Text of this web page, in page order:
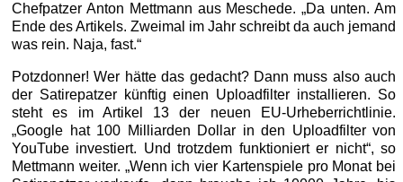
Chefpatzer Anton Mettmann aus Meschede. „Da unten. Am
Ende des Artikels. Zweimal im Jahr schreibt da auch jemand
was rein. Naja, fast.“
Potzdonner! Wer hätte das gedacht? Dann muss also auch
der Satirepatzer künftig einen Uploadfilter installieren. So
steht es im Artikel 13 der neuen EU-Urheberrichtlinie.
„Google hat 100 Milliarden Dollar in den Uploadfilter von
YouTube investiert. Und trotzdem funktioniert er nicht“, so
Mettmann weiter. „Wenn ich vier Kartenspiele pro Monat bei